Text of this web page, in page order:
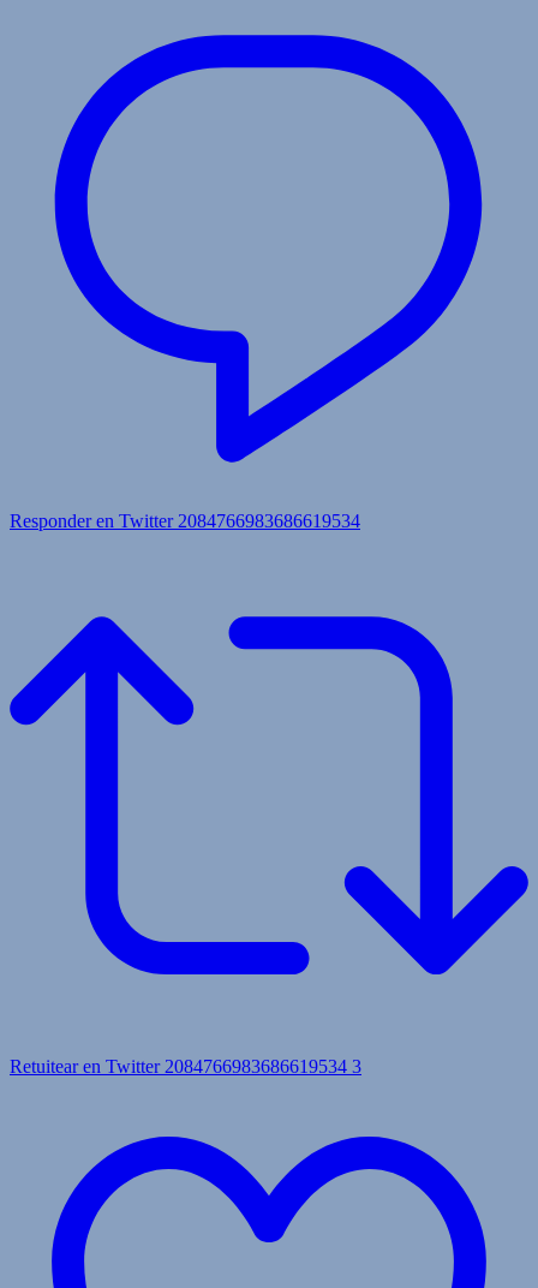
Responder en Twitter 2084766983686619534
Retuitear en Twitter 2084766983686619534 3